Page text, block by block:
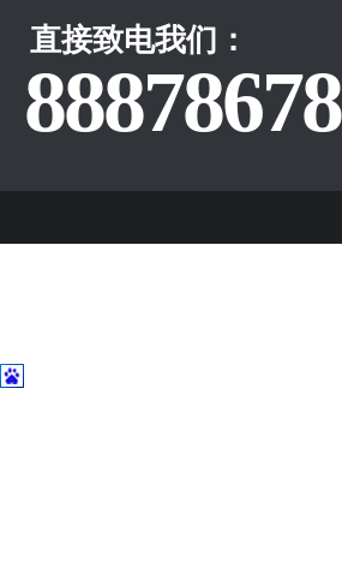
直接致电我们：
88878678